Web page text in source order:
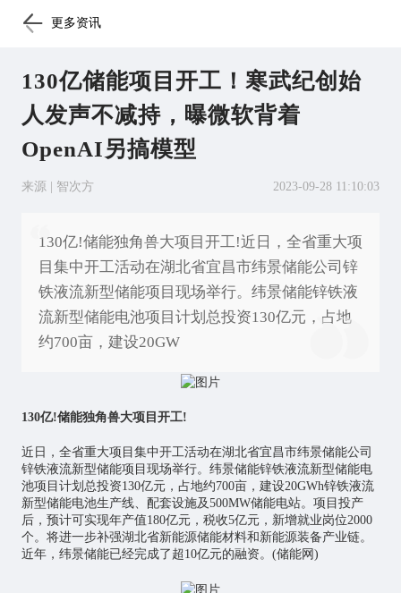
更多资讯
130亿储能项目开工！寒武纪创始
人发声不减持，曝微软背着
OpenAI另搞模型
来源 | 智次方 2023-09-28 11:10:03
130亿!储能独角兽大项目开工!近日，全省重大项
目集中开工活动在湖北省宜昌市纬景储能公司锌
铁液流新型储能项目现场举行。纬景储能锌铁液
流新型储能电池项目计划总投资130亿元，占地
约700亩，建设20GW
130亿!储能独角兽大项目开工!
近日，全省重大项目集中开工活动在湖北省宜昌市纬景储能公司
锌铁液流新型储能项目现场举行。纬景储能锌铁液流新型储能电
池项目计划总投资130亿元，占地约700亩，建设20GWh锌铁液流
新型储能电池生产线、配套设施及500MW储能电站。项目投产
后，预计可实现年产值180亿元，税收5亿元，新增就业岗位2000
个。将进一步补强湖北省新能源储能材料和新能源装备产业链。
近年，纬景储能已经完成了超10亿元的融资。(储能网)